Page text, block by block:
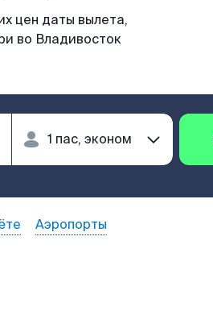
цен даты вылета,
во Владивосток
Аэропорты